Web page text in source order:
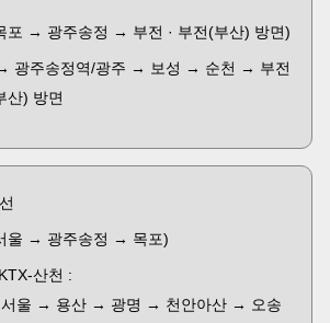
포 → 광주송정 → 부전 · 부전(부산) 방면)
광주송정역/광주 → 보성 → 순천 → 부전
산) 방면
울 → 광주송정 → 목포)
산천 :
울 → 용산 → 광명 → 천안아산 → 오송